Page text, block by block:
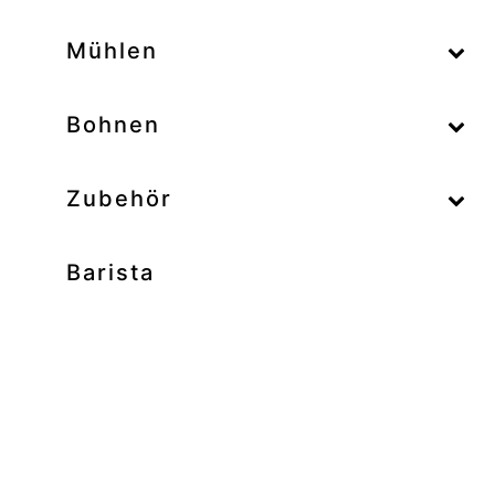
Mühlen
–
Bohnen
–
Zubehör
Barista